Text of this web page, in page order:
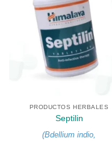
PRODUCTOS HERBALES
Septilin
(Bdellium indio